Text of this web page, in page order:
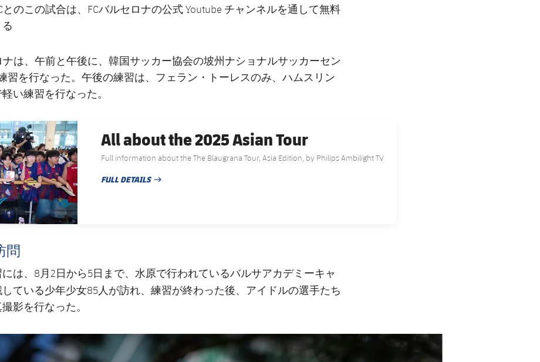
とのこの試合は、FCバルセロナの公式 Youtube チャンネルを通して無料
ナは、午前と午後に、韓国サッカー協会の坡州ナショナルサッカーセン
習を行なった。午後の練習は、フェラン・トーレスのみ、ハムスリン
い練習を行なった。
All about the 2025 Asian Tour
Full information about the The Blaugrana Tour, Asia Edition, by Philips Ambilight TV
FULL DETAILS
PUBLISHED NEWS
問
は、8月2日から5日まで、水原で行われているバルサアカデミーキャ
ている少年少女85人が訪れ、練習が終わった後、アイドルの選手たち
影を行なった。